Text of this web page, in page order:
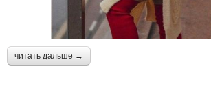
читать дальше →